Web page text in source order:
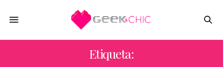
Etiqueta: